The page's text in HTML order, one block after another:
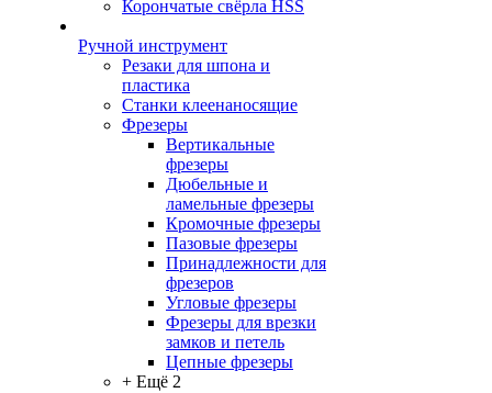
Корончатые свёрла HSS
Ручной инструмент
Резаки для шпона и
пластика
Станки клеенаносящие
Фрезеры
Вертикальные
фрезеры
Дюбельные и
ламельные фрезеры
Кромочные фрезеры
Пазовые фрезеры
Принадлежности для
фрезеров
Угловые фрезеры
Фрезеры для врезки
замков и петель
Цепные фрезеры
+ Ещё 2